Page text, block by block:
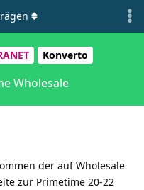
Konverto
Wholesale
der auf Wholesale
zur Primetime 20-22